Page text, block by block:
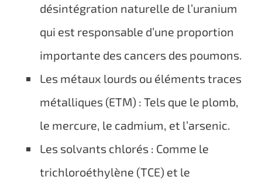
désintégration naturelle de l’uranium
qui est responsable d’une proportion
importante des cancers des poumons.
Les métaux lourds ou éléments traces
métalliques (ETM) : Tels que le plomb,
le mercure, le cadmium, et l’arsenic.
Les solvants chlorés : Comme le
trichloroéthylène (TCE) et le